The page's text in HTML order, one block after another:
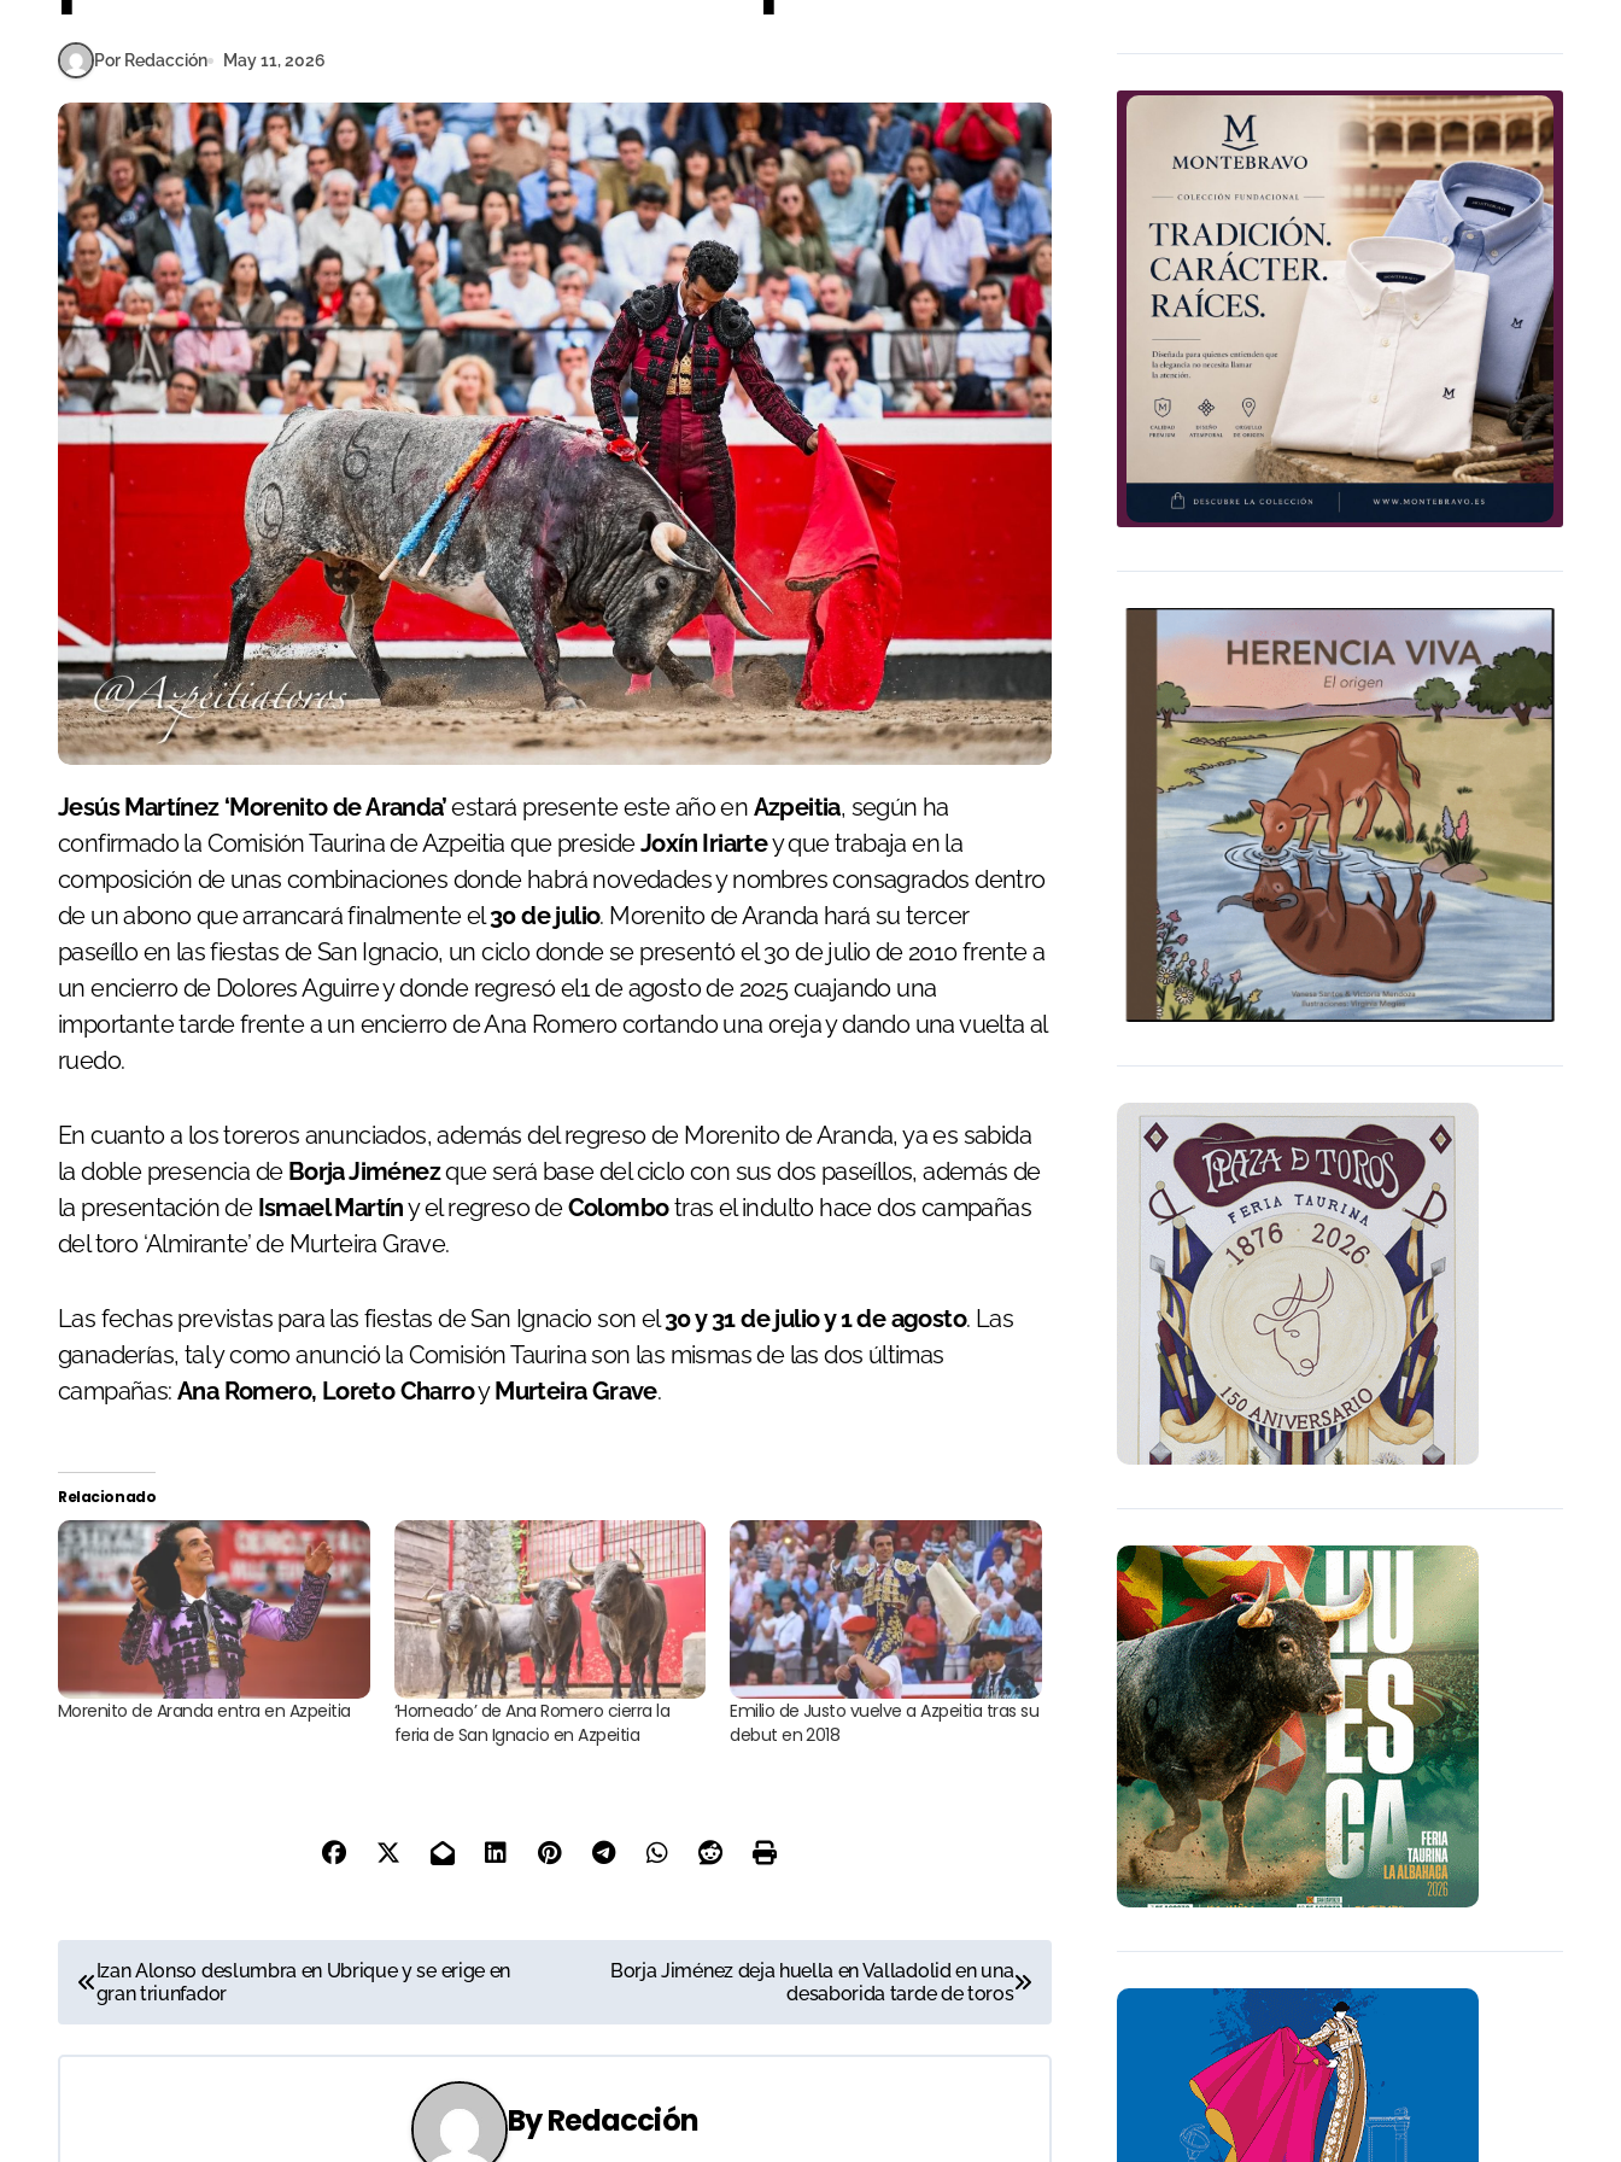
Por Redacción May 11, 2026
Jesús Martínez ‘Morenito de Aranda’estará presente este año en Azpeitia, según ha
confirmado la Comisión Taurina de Azpeitia que presideJoxín Iriartey que trabaja en la
composición de unas combinaciones donde habrá novedades y nombres consagrados dentro
de un abono que arrancará finalmente el30 de julio. Morenito de Aranda hará su tercer
paseíllo en las fiestas de San Ignacio, un ciclo donde se presentó el 30 de julio de 2010 frente a
un encierro de Dolores Aguirre y donde regresó el1 de agosto de 2025 cuajando una
importante tarde frente a un encierro de Ana Romero cortando una oreja y dando una vuelta al
ruedo.
En cuanto a los toreros anunciados, además del regreso de Morenito de Aranda, ya es sabida
la doble presencia de Borja Jiménezque será base del ciclo con sus dos paseíllos, además de
la presentación de Ismael Martíny el regreso deColombotras el indulto hace dos campañas
del toro ‘Almirante’ de Murteira Grave.
Las fechas previstas para las fiestas de San Ignacio son el30 y 31 de julio y 1 de agosto. Las
ganaderías, tal y como anunció la Comisión Taurina son las mismas de las dos últimas
campañas:Ana Romero, Loreto CharroyMurteira Grave.
Relacionado
Morenito de Aranda entra en Azpeitia
‘Horneado’ de Ana Romero cierra la
feria de San Ignacio en Azpeitia
Emilio de Justo vuelve a Azpeitia tras su
debut en 2018
N
a
v
Izan Alonso deslumbra en Ubrique y se erige en
gran triunfador
Borja Jiménez deja huella en Valladolid en una
desaborida tarde de toros
ByRedacción